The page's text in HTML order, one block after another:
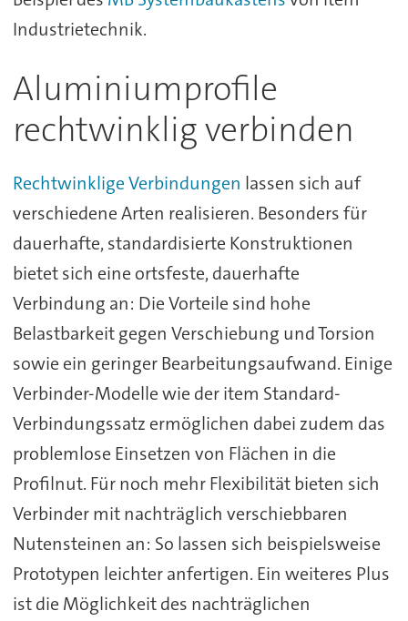
Industrietechnik.
Aluminiumprofile
rechtwinklig verbinden
Rechtwinklige Verbindungen lassen sich auf
verschiedene Arten realisieren. Besonders für
dauerhafte, standardisierte Konstruktionen
bietet sich eine ortsfeste, dauerhafte
Verbindung an: Die Vorteile sind hohe
Belastbarkeit gegen Verschiebung und Torsion
sowie ein geringer Bearbeitungsaufwand. Einige
Verbinder-Modelle wie der item Standard-
Verbindungssatz ermöglichen dabei zudem das
problemlose Einsetzen von Flächen in die
Profilnut. Für noch mehr Flexibilität bieten sich
Verbinder mit nachträglich verschiebbaren
Nutensteinen an: So lassen sich beispielsweise
Prototypen leichter anfertigen. Ein weiteres Plus
ist die Möglichkeit des nachträglichen